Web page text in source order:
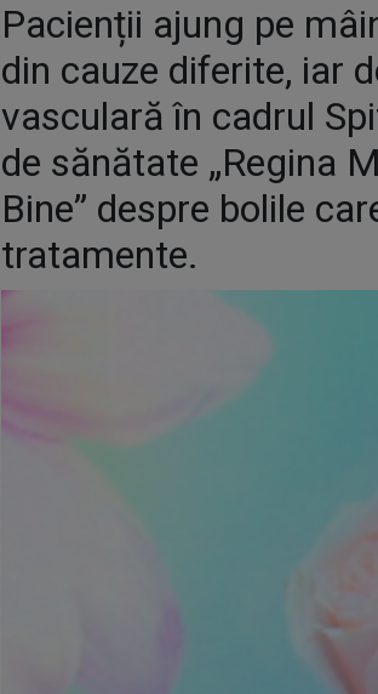
Pacienții ajung pe
din cauze diferite, iar
vasculară în cadrul
de sănătate „Regina
Bine” despre bolile
tratamente.